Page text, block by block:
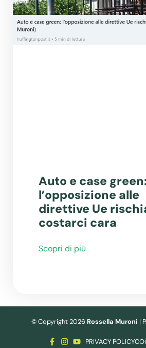
Auto e case
l’opposizione alle
direttive Ue
costarci cara
Scopri di più
© Copyright 2026 Rossella Muroni |
PRIVACY POLICY